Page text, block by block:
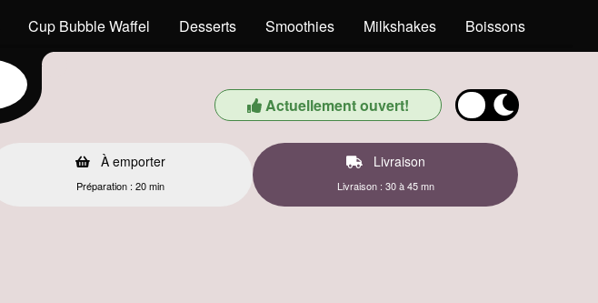
Cup Bubble Waffel Desserts Smoothies Milkshakes Boissons
Actuellement ouvert!
À emporter
Préparation : 20 min
Livraison
Livraison : 30 à 45 mn